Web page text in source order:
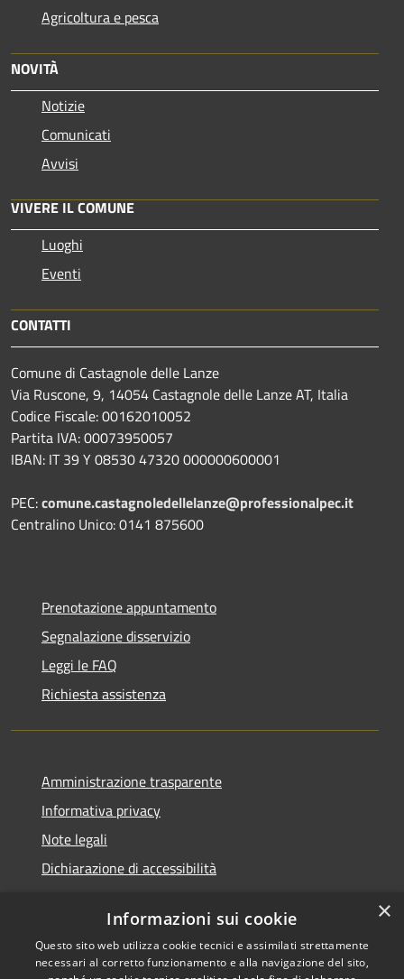
Agricoltura e pesca
NOVITÀ
Notizie
Comunicati
Avvisi
VIVERE IL COMUNE
Luoghi
Eventi
CONTATTI
Comune di Castagnole delle Lanze
Via Ruscone, 9, 14054 Castagnole delle Lanze AT, Italia
Codice Fiscale: 00162010052
Partita IVA: 00073950057
IBAN: IT 39 Y 08530 47320 000000600001
PEC:comune.castagnoledellelanze@professionalpec.it
Centralino Unico: 0141 875600
Prenotazione appuntamento
Segnalazione disservizio
Leggi le FAQ
Richiesta assistenza
Amministrazione trasparente
Informativa privacy
Note legali
Dichiarazione di accessibilità
RSS
Comune convenzionato
×
Informazioni sui cookie
Questo sito web utilizza cookie tecnici e assimilati strettamente
necessari al corretto funzionamento e alla navigazione del sito,